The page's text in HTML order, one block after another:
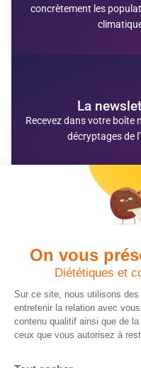
On vous
Diététiques et
Sur ce site, nous utilisons des
entretenir la relation avec
contenu qualitif ainsi que de
ceux que vous autorisez à
concrètement les
La
Recevez dans votre boîte
décryptages de
À lire aussi